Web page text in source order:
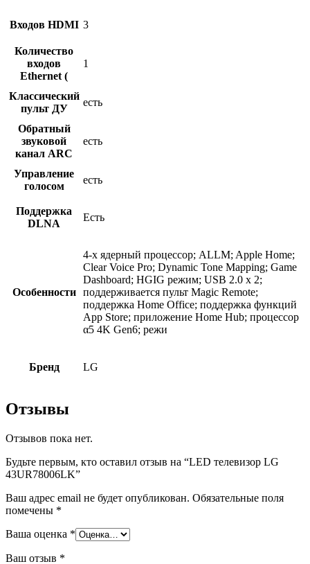
Входов HDMI 3
Количество
входов
Ethernet (
1
Классический
пульт ДУ
есть
Обратный
звуковой
канал ARC
есть
Управление
голосом
есть
Поддержка
DLNA
Есть
Особенности
4-х ядерный процессор; ALLM; Apple Home;
Clear Voice Pro; Dynamic Tone Mapping; Game
Dashboard; HGIG режим; USB 2.0 х 2;
поддерживается пульт Magic Remote;
поддержка Home Office; поддержка функций
App Store; приложение Home Hub; процессор
α5 4K Gen6; режи
Бренд LG
Отзывы
Отзывов пока нет.
Будьте первым, кто оставил отзыв на “LED телевизор LG
43UR78006LK”
Ваш адрес email не будет опубликован. Обязательные поля
помечены *
Ваша оценка *
Ваш отзыв *